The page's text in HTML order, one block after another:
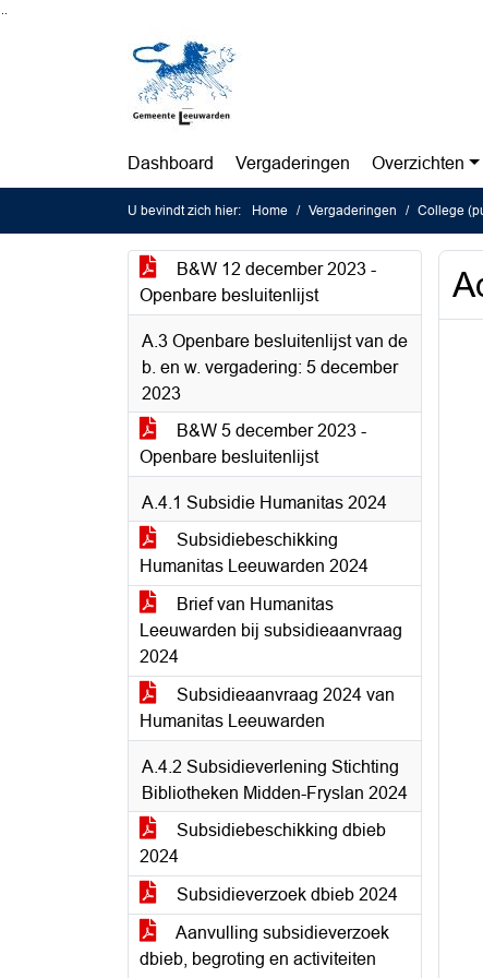
Dashboard Vergaderingen Overzichten
U bevindt zich hier: Home Vergaderingen College
B&W 12 december 2023 -
Openbare besluitenlijst
A.3 Openbare besluitenlijst van de
b. en w. vergadering: 5 december
2023
B&W 5 december 2023 -
Openbare besluitenlijst
A.4.1 Subsidie Humanitas 2024
Subsidiebeschikking
Humanitas Leeuwarden 2024
Brief van Humanitas
Leeuwarden bij subsidieaanvraag
2024
Subsidieaanvraag 2024 van
Humanitas Leeuwarden
A.4.2 Subsidieverlening Stichting
Bibliotheken Midden-Fryslan 2024
Subsidiebeschikking dbieb
2024
Subsidieverzoek dbieb 2024
Aanvulling subsidieverzoek
dbieb, begroting en activiteiten